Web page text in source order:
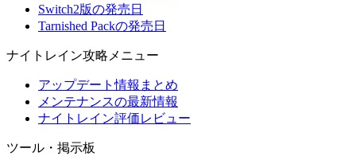
Switch2版の発売日
Tarnished Packの発売日
ナイトレイン攻略メニュー
アップデート情報まとめ
メンテナンスの最新情報
ナイトレイン評価レビュー
ツール・掲示板